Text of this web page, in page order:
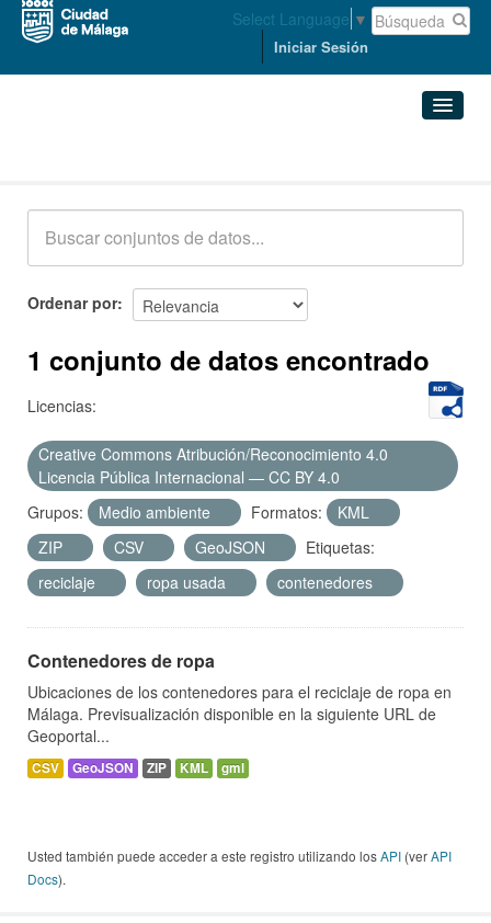
Select Language ▼
Iniciar Sesión
Acerca de
Ordenar por
1 conjunto de datos encontrado
Licencias:
Creative Commons Atribución/Reconocimiento 4.0
Licencia Pública Internacional — CC BY 4.0
Grupos:
Medio ambiente Formatos:
KML
ZIP
CSV GeoJSON
Etiquetas:
reciclaje
ropa usada contenedores
Contenedores de ropa
Ubicaciones de los contenedores para el reciclaje de ropa en
Málaga. Previsualización disponible en la siguiente URL de
Geoportal...
CSV GeoJSON ZIP KML gml
Usted también puede acceder a este registro utilizando losAPI (verAPI
Docs).